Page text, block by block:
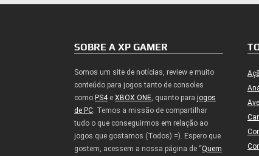
SOBRE A XP GAMER
Somos um site de notícias, review e muito
conteúdo para jogos tanto de consoles
como PS4e XBOX ONE, quanto para jogos
de PC. Temos a missão de compartilhar
tudo o que conseguirmos em relação ao
jogos que gostamos (Todos) =). Espero que
gostem, acessem a nossa página de “Quem